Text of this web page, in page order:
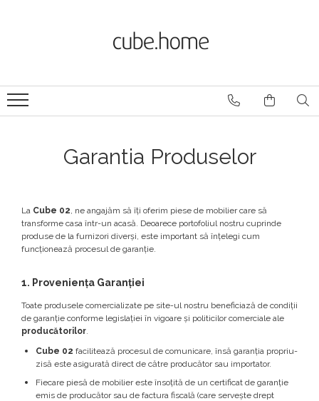
Scaune de exterior
Scaune de bar
Bănci de exterior
Canapele de exterior
Șezlonguri
Accesorii mobilier exterior
Ghivece
Ghivece Polipropilena
NARDI
Züco
Garantia Produselor
La Cube 02, ne angajăm să îți oferim piese de mobilier care să
transforme casa într-un acasă. Deoarece portofoliul nostru cuprinde
produse de la furnizori diverși, este important să înțelegi cum
funcționează procesul de garanție.
1. Proveniența Garanției
Toate produsele comercializate pe site-ul nostru beneficiază de condiții
de garanție conforme legislației în vigoare și politicilor comerciale ale
producătorilor.
Cube 02 facilitează procesul de comunicare, însă garanția propriu-
zisă este asigurată direct de către producător sau importator.
Fiecare piesă de mobilier este însoțită de un certificat de garanție
emis de producător sau de factura fiscală (care servește drept